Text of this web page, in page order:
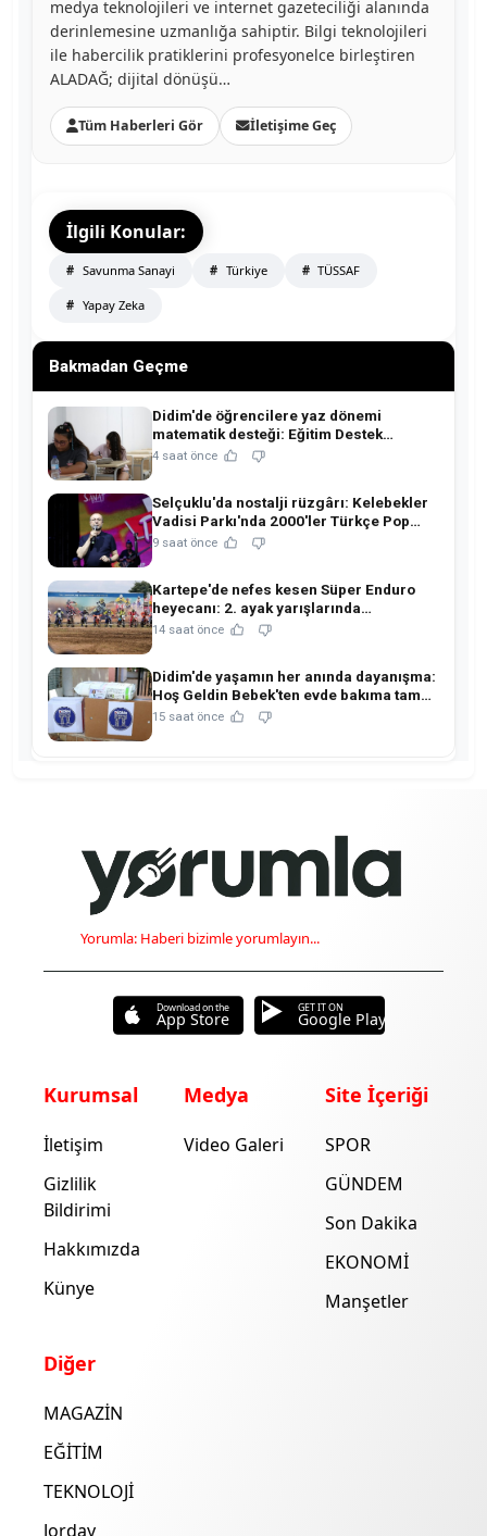
medya teknolojileri ve internet gazeteciliği alanında
derinlemesine uzmanlığa sahiptir. Bilgi teknolojileri
ile habercilik pratiklerini profesyonelce birleştiren
ALADAĞ; dijital dönüşü…
Tüm Haberleri Gör İletişime Geç
İlgili Konular:
Savunma Sanayi Türkiye TÜSSAF
Yapay Zeka
Bakmadan Geçme
Didim'de öğrencilere yaz dönemi
matematik desteği: Eğitim Destek
Atölyesi ile yeni döneme güçlü hazırlık!
4 saat önce
Selçuklu'da nostalji rüzgârı: Kelebekler
Vadisi Parkı'nda 2000'ler Türkçe Pop
coşkusu!
9 saat önce
Kartepe'de nefes kesen Süper Enduro
heyecanı: 2. ayak yarışlarında
şampiyonlar belli oldu!
14 saat önce
Didim'de yaşamın her anında dayanışma:
Hoş Geldin Bebek'ten evde bakıma tam
destek!
15 saat önce
Yorumla: Haberi bizimle yorumlayın...
Download on the
App Store
GET IT ON
Google Play
Kurumsal
İletişim
Gizlilik
Bildirimi
Hakkımızda
Künye
Medya
Video Galeri
Site İçeriği
SPOR
GÜNDEM
Son Dakika
EKONOMİ
Manşetler
Diğer
MAGAZİN
EĞİTİM
TEKNOLOJİ
Jorday